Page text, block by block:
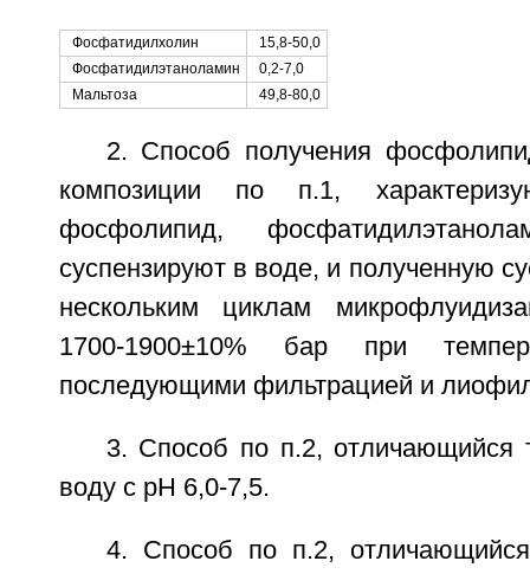
Фосфатидилхолин
15,8-50,0
Фосфатидилэтаноламин
0,2-7,0
Мальтоза
49,8-80,0
2. Способ получения
композиции по п.1,
фосфолипид,
суспензируют в воде, и полученную
нескольким циклам
1700-1900±10% бар при
последующими фильтрацией и
3. Способ по п.2, отличающийся
воду с рН 6,0-7,5.
4. Способ по п.2,